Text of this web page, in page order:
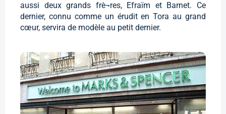
aussi deux grands frè¬res, Efraïm et Barnet. Ce
dernier, connu comme un érudit en Tora au grand
cœur, servira de modèle au petit dernier.